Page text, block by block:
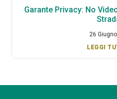
Garante Privacy: No
26
LEGGI